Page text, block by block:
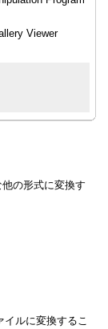
Viewer
の形式に変換す
ルに変換するこ